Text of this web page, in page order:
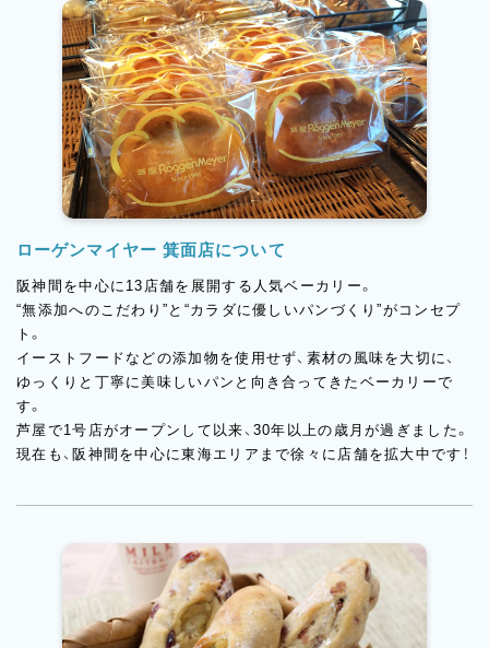
ローゲンマイヤー 箕面店について
阪神間を中心に13店舗を展開する人気ベーカリー。
“無添加へのこだわり”と“カラダに優しいパンづくり”がコンセプ
ト。
イーストフードなどの添加物を使用せず、素材の風味を大切に、
ゆっくりと丁寧に美味しいパンと向き合ってきたベーカリーで
す。
芦屋で1号店がオープンして以来、30年以上の歳月が過ぎました。
現在も、阪神間を中心に東海エリアまで徐々に店舗を拡大中です！